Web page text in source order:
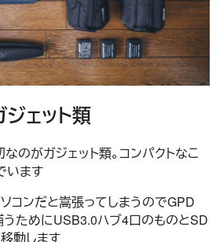
ジェット類
のがガジェット類。コンパクトなこ
います
コンだと嵩張ってしまうのでGPD
うためにUSB3.0ハブ4口のものとSD
動します